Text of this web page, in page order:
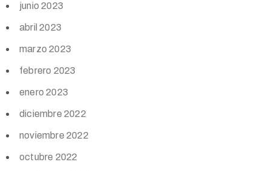
junio 2023
abril 2023
marzo 2023
febrero 2023
enero 2023
diciembre 2022
noviembre 2022
octubre 2022